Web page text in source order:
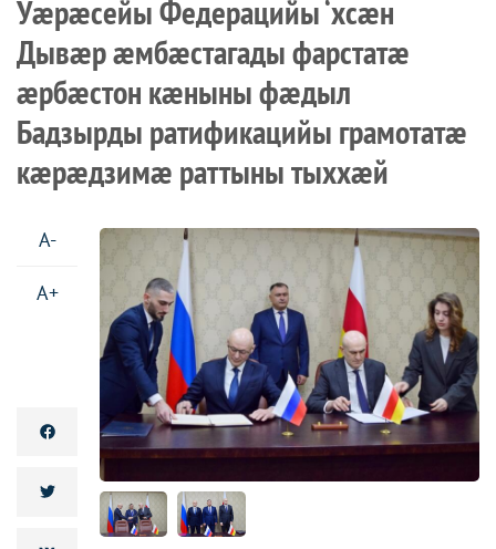
Уæрæсейы Федерацийы ‘хсæн
Дывæр æмбæстагады фарстатæ
æрбæстон кæныны фæдыл
Бадзырды ратификацийы грамотатæ
кæрæдзимæ раттыны тыххæй
A-
A+